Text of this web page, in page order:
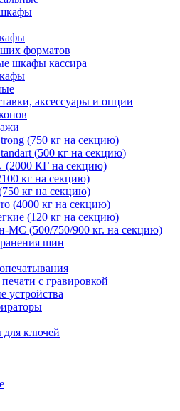
шкафы
форматов
шкафы кассира
аксессуары и опции
(750 кг на секцию)
(500 кг на секцию)
(2000 КГ на секцию)
кг на секцию)
кг на секцию)
(4000 кг на секцию)
(120 кг на секцию)
МС (500/750/900 кг. на секцию)
шин
с гравировкой
устройства
для ключей